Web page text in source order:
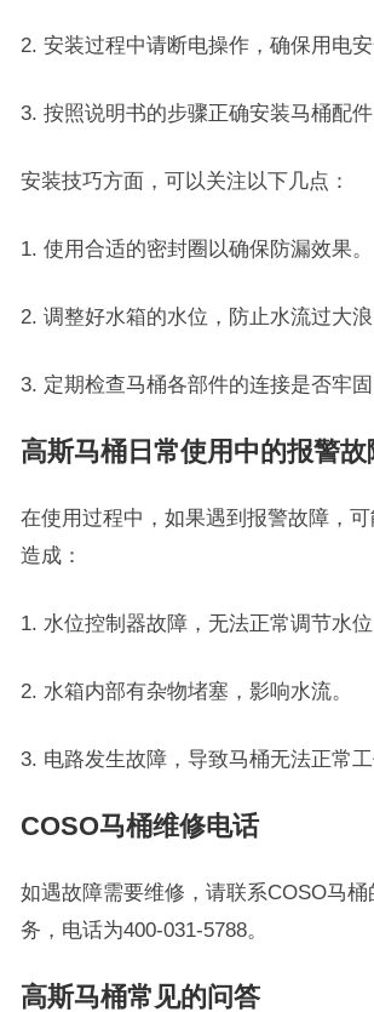
2. 安装过程中请断电操作，确保用电安
3. 按照说明书的步骤正确安装马桶配件
安装技巧方面，可以关注以下几点：
1. 使用合适的密封圈以确保防漏效果。
2. 调整好水箱的水位，防止水流过大浪
3. 定期检查马桶各部件的连接是否牢固
高斯马桶日常使用中的报警故
在使用过程中，如果遇到报警故障，
造成：
1. 水位控制器故障，无法正常调节水位
2. 水箱内部有杂物堵塞，影响水流。
3. 电路发生故障，导致马桶无法正常工
COSO马桶维修电话
如遇故障需要维修，请联系COSO马桶
务，电话为400-031-5788。
高斯马桶常见的问答